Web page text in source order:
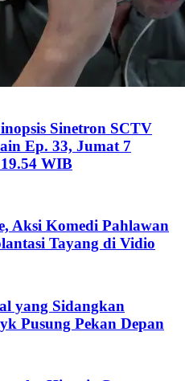
Sinetron SCTV
Ep. 33, Jumat 7
WIB
Aksi Komedi Pahlawan
Tayang di Vidio
yang Sidangkan
Pusung Pekan Depan